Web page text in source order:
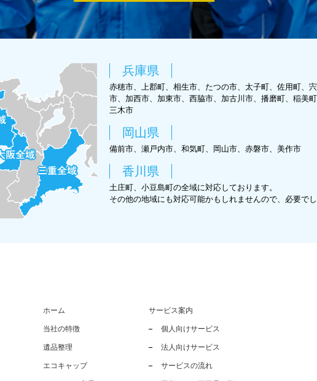
兵庫県
赤穂市、上郡町、相生市、たつの市、太子町、佐用町、
市、加西市、加東市、西脇市、加古川市、播磨町、稲美
三木市
岡山県
備前市、瀬戸内市、和気町、岡山市、赤磐市、美作市
香川県
土庄町、小豆島町の全域に対応しております。
その他の地域にも対応可能かもしれませんので、必要で
ホーム
当社の特徴
遺品整理
エコキャップ
サービス案内
個人向けサービス
法人向けサービス
サービスの流れ